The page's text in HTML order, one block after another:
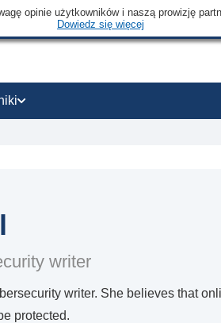
opinie użytkowników i naszą prowizję
Dowiedz się więcej
writer
writer. She believes that
protected.